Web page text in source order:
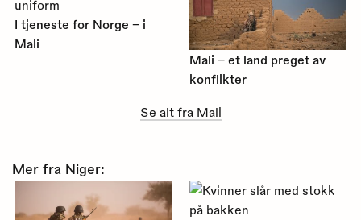
I tjeneste for Norge – i
Mali
Mali – et land preget av
konflikter
Se alt fra Mali
Mer fra Niger: